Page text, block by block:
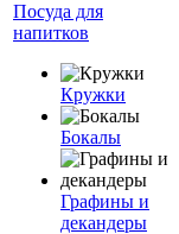
Посуда для
напитков
Кружки
Бокалы
Графины и
декандеры